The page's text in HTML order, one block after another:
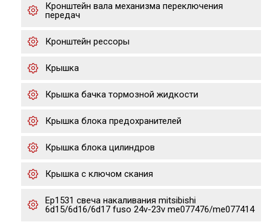
Кронштейн вала механизма переключения
передач
Кронштейн рессоры
Крышка
Крышка бачка тормозной жидкости
Крышка блока предохранителей
Крышка блока цилиндров
Крышка с ключом скания
Ep1531 свеча накаливания mitsibishi
6d15/6d16/6d17 fuso 24v-23v me077476/me077414